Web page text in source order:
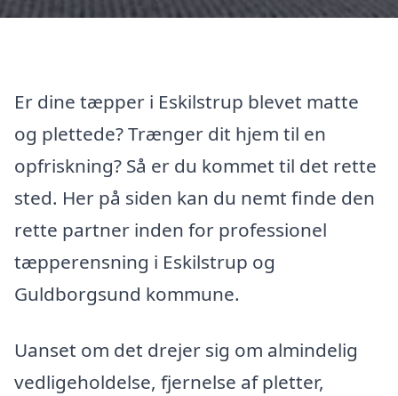
Er dine tæpper i Eskilstrup blevet matte
og plettede? Trænger dit hjem til en
opfriskning? Så er du kommet til det rette
sted. Her på siden kan du nemt finde den
rette partner inden for professionel
tæpperensning i Eskilstrup og
Guldborgsund kommune.
Uanset om det drejer sig om almindelig
vedligeholdelse, fjernelse af pletter,